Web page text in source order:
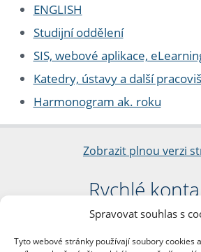
Spravovat souhlas s
Tyto webové stránky používají soubory cookies
ENGLISH
Studijní oddělení
SIS, webové aplikace,
Katedry, ústavy a další
Harmonogram ak. roku
Zobrazit plnou verzi
Rychlé
Filozofická
nám. Jana Palacha